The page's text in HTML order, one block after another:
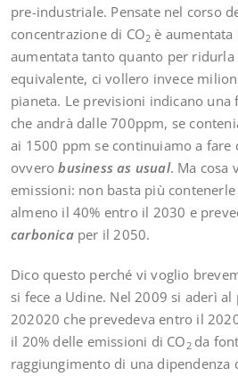
pre-industriale. Pensate nel corso
concentrazione di CO2 è
aumentata tanto quanto per ridurla
equivalente, ci vollero invece
pianeta. Le previsioni indicano una
che andrà dalle 700ppm, se
ai 1500 ppm se continuiamo a fare
ovverobusiness as usual. Ma cosa
emissioni: non basta più
almeno il 40% entro il 2030 e
carbonicaper il 2050.
Dico questo perché vi voglio
si fece a Udine. Nel 2009 si aderì
202020 che prevedeva entro il
il 20% delle emissioni di CO 2 da
raggiungimento di una dipendenza